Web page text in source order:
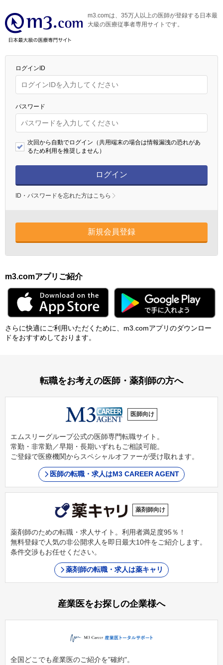
m3.comは、35万人以上の医師が登録する日本最
大級の医療従事者専用サイトです。
ログインID
パスワード
次回から自動でログイン（共用端末の場合は情報漏洩の恐れがあ
るため利用を推奨しません）
ログイン
ID・パスワードを忘れた方はこちら
新規会員登録
m3.comアプリご紹介
さらに快適にご利⽤いただくために、m3.comアプリのダウンロー
ドをおすすめしております。
転職をお考えの医師・薬剤師の方へ
医師向け
エムスリーグループ公式の医師専門転職サイト。
常勤・非常勤／早期・長期いずれもご相談可能。
ご登録で医療機関からスペシャルオファーが受け取れます。
医師の転職・求人はM3 CAREER AGENT
薬剤師向け
薬剤師のための転職・求人サイト。利用者満足度95％！
無料登録で人気の非公開求人を即日最大10件をご紹介します。
条件交渉もお任せください。
薬剤師の転職・求人は薬キャリ
産業医をお探しの企業様へ
全国どこでも産業医のご紹介を"確約"。